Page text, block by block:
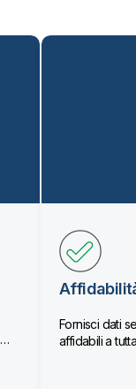
Fornisci dati
affidabili a